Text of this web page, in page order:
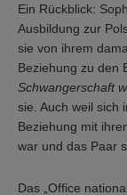
Ein Rückblick:
Ausbildung zur
sie von ihrem
Beziehung zu den
Schwangerschaft
sie. Auch weil sich
Beziehung mit
war und das Paar
Das „Office